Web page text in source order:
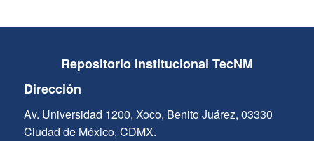
Repositorio Institucional TecNM
Dirección
Av. Universidad 1200, Xoco, Benito Juárez, 03330
Ciudad de México, CDMX.